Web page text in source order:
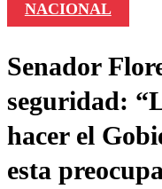
NACIONAL
Senador
seguridad:
hacer el
esta